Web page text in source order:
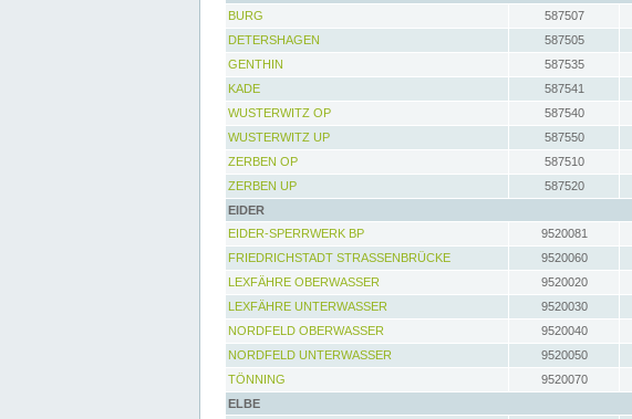
BURG
587507
DETERSHAGEN
587505
GENTHIN
587535
KADE
587541
WUSTERWITZ OP
587540
WUSTERWITZ UP
587550
ZERBEN OP
587510
ZERBEN UP
587520
EIDER
EIDER-SPERRWERK BP
9520081
FRIEDRICHSTADT STRASSENBRÜCKE
9520060
LEXFÄHRE OBERWASSER
9520020
LEXFÄHRE UNTERWASSER
9520030
NORDFELD OBERWASSER
9520040
NORDFELD UNTERWASSER
9520050
TÖNNING
9520070
ELBE